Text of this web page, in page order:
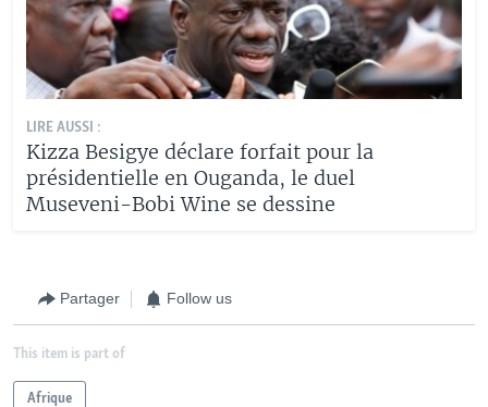
LIRE AUSSI :
Kizza Besigye déclare forfait pour la
présidentielle en Ouganda, le duel
Museveni-Bobi Wine se dessine
Partager Follow us
This item is part of
Afrique